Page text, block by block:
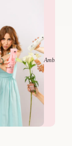
Élégance Ambiance